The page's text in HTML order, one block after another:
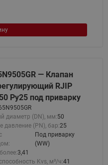
— Клапан
RJIP
Ру25 под приварку
диаметр (DN), мм:50
давление (PN), бар:25
Под приварку
(WW)
3,41
Kvs, м³/ч:41